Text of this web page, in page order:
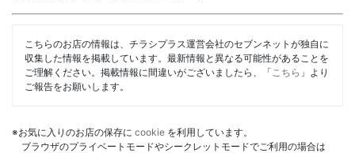
こちらのお店の情報は、チラシプラス運営会社のセブンネットが独自に
収集した情報を掲載しています。最新情報と異なる可能性があることを
ご理解ください。掲載情報に間違いがございましたら、「 こちら 」より
ご報告をお願いします。
※お気に入りのお店の保存に cookie を利用しています。
ブラウザのプライベートモードやシークレットモードでご利用の場合は